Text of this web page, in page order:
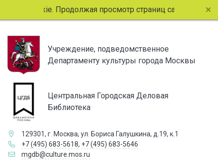
cookie. Продолжая просмотр страниц сайта, вы
Учреждение, подведомственное
Департаменту культуры города Москвы
Центральная Городская Деловая
Библиотека
129301, г. Москва, ул. Бориса Галушкина, д.19, к.1
+7 (495) 683-5618, +7 (495) 683-5646
mgdb@culture.mos.ru